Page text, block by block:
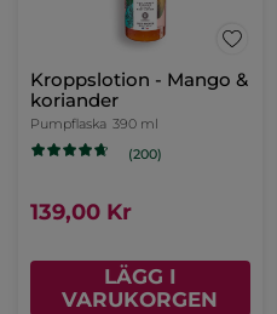
Kroppslotion - Mango &
koriander
Pumpflaska 390 ml
(200)
139,00 Kr
LÄGG I
VARUKORGEN